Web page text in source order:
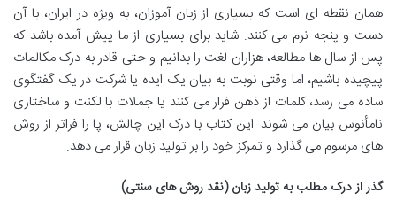
همان نقطه ای است که بسیاری از زبان آموزان، به ویژه در ایران، با آن
دست و پنجه نرم می کنند. شاید برای بسیاری از ما پیش آمده باشد که
پس از سال ها مطالعه، هزاران لغت را بدانیم و حتی قادر به درک مکالمات
پیچیده باشیم، اما وقتی نوبت به بیان یک ایده یا شرکت در یک گفتگوی
ساده می رسد، کلمات از ذهن فرار می کنند یا جملات با لکنت و ساختاری
نامأنوس بیان می شوند. این کتاب با درک این چالش، پا را فراتر از روش
های مرسوم می گذارد و تمرکز خود را بر تولید زبان قرار می دهد.
گذر از درک مطلب به تولید زبان (نقد روش های سنتی)